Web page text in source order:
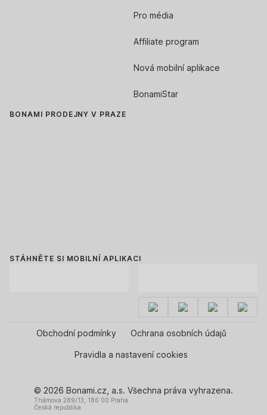
Pro média
Affiliate program
Nová mobilní aplikace
BonamiStar
BONAMI PRODEJNY V PRAZE
STÁHNĚTE SI MOBILNÍ APLIKACI
Obchodní podmínky Ochrana osobních údajů
Pravidla a nastavení cookies
© 2026 Bonami.cz, a.s. Všechna práva vyhrazena.
Thámova 289/13, 186 00 Praha
Česká republika